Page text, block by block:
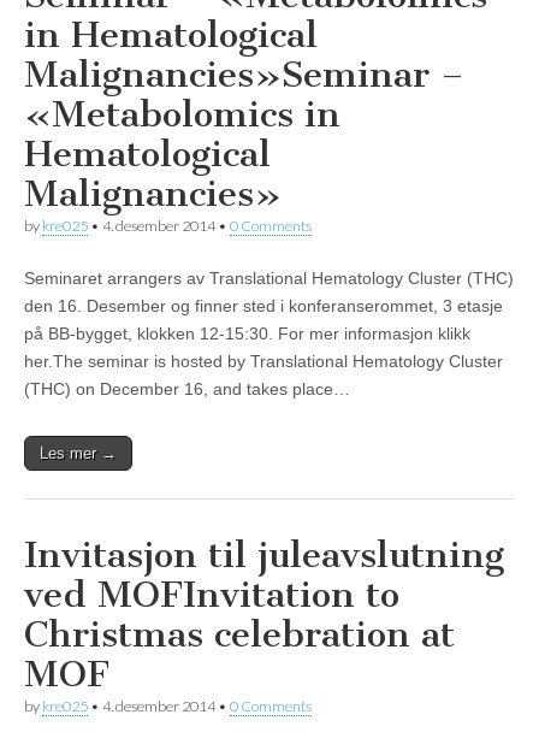
in Hematological
Malignancies»Seminar –
«Metabolomics in
Hematological
Malignancies»
by kre025 • 4. desember 2014• 0 Comments
Seminaret arrangers av Translational Hematology Cluster (THC)
den 16. Desember og finner sted i konferanserommet, 3 etasje
på BB-bygget, klokken 12-15:30. For mer informasjon klikk
her.The seminar is hosted by Translational Hematology Cluster
(THC) on December 16, and takes place…
Les mer →
Invitasjon til juleavslutning
ved MOFInvitation to
Christmas celebration at
MOF
by kre025 • 4. desember 2014• 0 Comments